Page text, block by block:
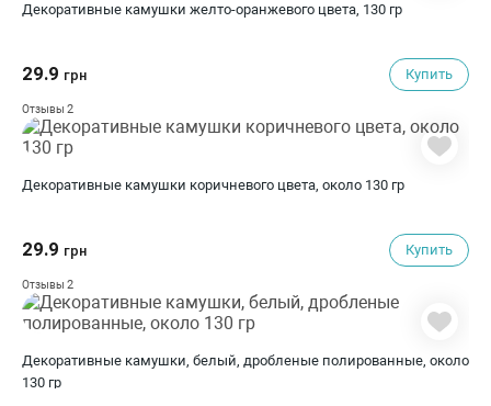
Декоративные камушки желто-оранжевого цвета, 130 гр
29.9 грн Купить
Отзывы 2
Декоративные камушки коричневого цвета, около 130 гр
29.9 грн Купить
Отзывы 2
Декоративные камушки, белый, дробленые полированные, около
130 гр